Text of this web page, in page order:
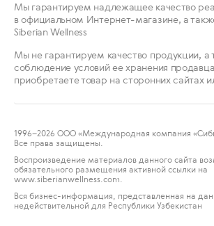
Мы гарантируем надлежащее качество
в официальном Интернет-магазине, а
Siberian Wellness
Мы не гарантируем качество продукции, а
соблюдение условий ее хранения
приобретаете товар на сторонних сайтах
1996–2026 ООО «Международная компания
Все права защищены.
Воспроизведение материалов данного сайта
обязательного размещения активной ссылки на
www.siberianwellness.com.
Вся бизнес-информация, представленная на
недействительной для Республики Узбекистан